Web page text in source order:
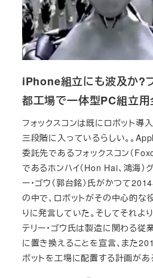
iPhone組立にも波及か?フ
都工場で一体型PC組立
フォックスコンは既にロボット導
三段階に入っているらしい。。
委託先であるフォックスコン（
であるホンハイ（Hon Hai、鴻海）
ー・ゴウ（郭台銘）氏がかつて
の中で、ロボットがその中心的
りに発言していた。そしてそれよ
テリー・ゴウ氏は製造に関わる従
に置き換えることを宣言、また
ボットを工場に配置する計画があ